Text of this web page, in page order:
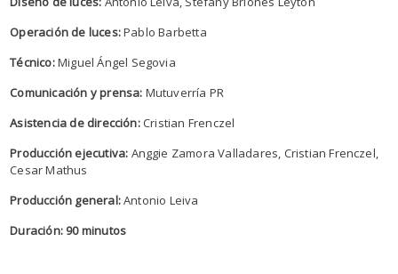
Operación de luces:Pablo Barbetta
Técnico:Miguel Ángel Segovia
Comunicación y prensa: Mutuverría PR
Asistencia de dirección:Cristian Frenczel
Producción ejecutiva: Anggie Zamora Valladares, Cristian Frenczel,
Cesar Mathus
Producción general:Antonio Leiva
Duración: 90 minutos